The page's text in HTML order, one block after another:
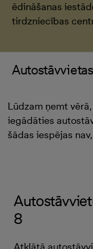
ēdināšanas
tirdzniecības
Autostāvvietas
Lūdzam ņemt
iegādāties
šādas iespējas
8
Atklātā